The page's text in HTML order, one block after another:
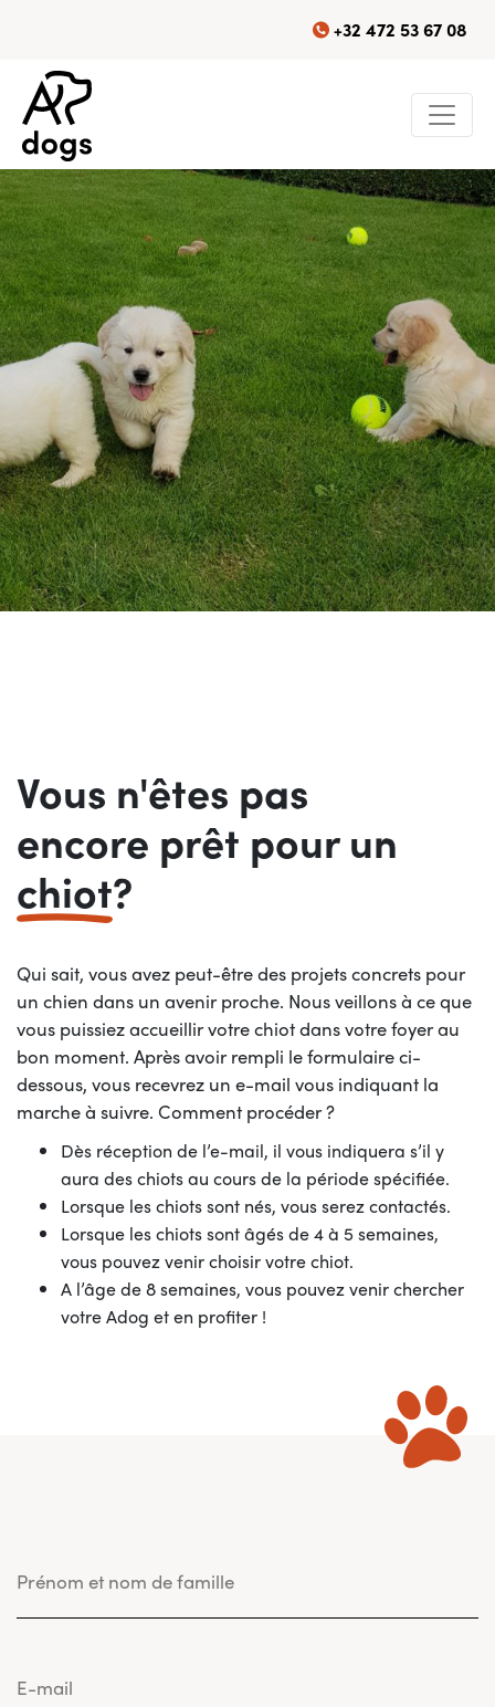
+32 472 53 67 08
Vous n'êtes pas
encore prêt pour un
chiot?
Qui sait, vous avez peut-être des projets concrets pour
un chien dans un avenir proche. Nous veillons à ce que
vous puissiez accueillir votre chiot dans votre foyer au
bon moment. Après avoir rempli le formulaire ci-
dessous, vous recevrez un e-mail vous indiquant la
marche à suivre. Comment procéder ?
Dès réception de l’e-mail, il vous indiquera s’il y
aura des chiots au cours de la période spécifiée.
Lorsque les chiots sont nés, vous serez contactés.
Lorsque les chiots sont âgés de 4 à 5 semaines,
vous pouvez venir choisir votre chiot.
A l’âge de 8 semaines, vous pouvez venir chercher
votre Adog et en profiter !